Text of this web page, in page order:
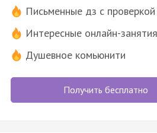
Письменные дз с проверкой
Интересные онлайн-занятия
Душевное комьюнити
Получить бесплатно